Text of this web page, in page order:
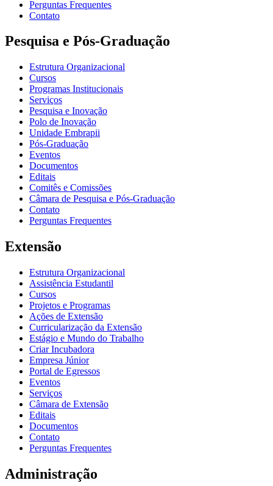
Perguntas Frequentes
Contato
Pesquisa e Pós-Graduação
Estrutura Organizacional
Cursos
Programas Institucionais
Serviços
Pesquisa e Inovação
Polo de Inovação
Unidade Embrapii
Pós-Graduação
Eventos
Documentos
Editais
Comitês e Comissões
Câmara de Pesquisa e Pós-Graduação
Contato
Perguntas Frequentes
Extensão
Estrutura Organizacional
Assistência Estudantil
Cursos
Projetos e Programas
Ações de Extensão
Curricularização da Extensão
Estágio e Mundo do Trabalho
Criar Incubadora
Empresa Júnior
Portal de Egressos
Eventos
Serviços
Câmara de Extensão
Editais
Documentos
Contato
Perguntas Frequentes
Administração